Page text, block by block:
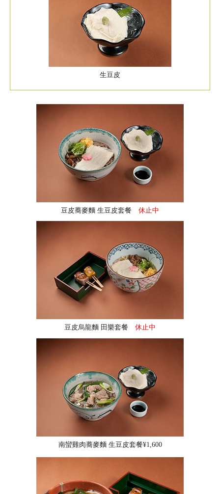
生豆皮
豆皮蕎麥麵 生豆皮套餐 休止中
豆皮烏龍麵 田樂套餐 休止中
南蠻雞肉蕎麥麵 生豆皮套餐¥1,600